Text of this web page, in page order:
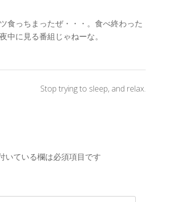
食っちまったぜ・・・。食べ終わった
に見る番組じゃねーな。
Stop trying to sleep, and relax.
いている欄は必須項目です